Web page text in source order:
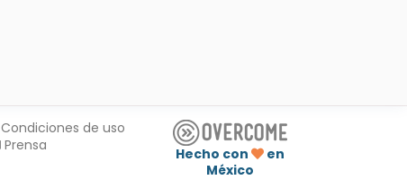
Condiciones de uso
Prensa
Hecho con
en
México